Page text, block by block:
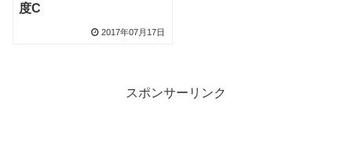
度C
2017年07月17日
スポンサーリンク